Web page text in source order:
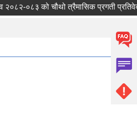
०८३ को चौथो त्रैमासिक प्रगती प्रतिवेदन